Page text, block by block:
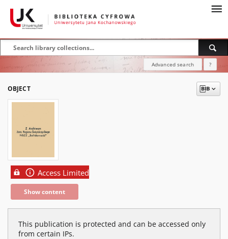
Advanced search ?
OBJECT
Access Limited
Show content
This publication is protected and can be accessed only
from certain IPs.